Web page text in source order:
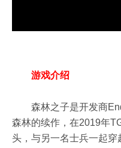
游戏介绍
森林之子是开发商
森林的续作，在2019年
头，与另一名士兵一起